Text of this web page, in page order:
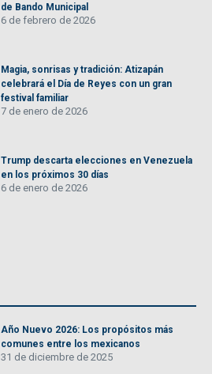
de Bando Municipal
6 de febrero de 2026
Magia, sonrisas y tradición: Atizapán
celebrará el Día de Reyes con un gran
festival familiar
7 de enero de 2026
Trump descarta elecciones en Venezuela
en los próximos 30 días
6 de enero de 2026
Año Nuevo 2026: Los propósitos más
comunes entre los mexicanos
31 de diciembre de 2025